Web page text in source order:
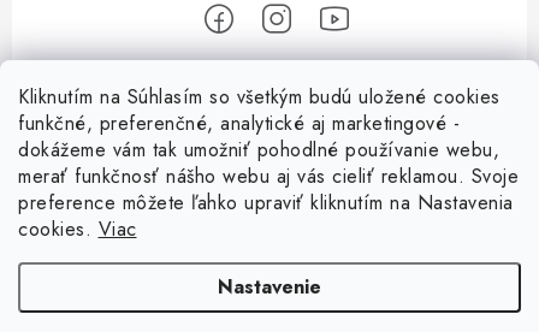
Kliknutím na Súhlasím so všetkým budú uložené cookies
funkčné, preferenčné, analytické aj marketingové -
dokážeme vám tak umožniť pohodlné používanie webu,
merať funkčnosť nášho webu aj vás cieliť reklamou. Svoje
preference môžete ľahko upraviť kliknutím na Nastavenia
cookies. Viac
Nastavenie
Informácie pre vás
O nás
Obchodné podmienky
Facebook